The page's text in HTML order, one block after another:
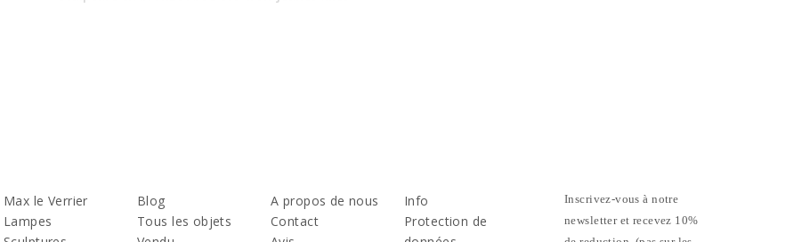
Max le Verrier
Lampes
Blog
Tous les objets
A propos de nous
Contact
Info
Protection de
Inscrivez-vous à notre
newsletter et recevez 10%